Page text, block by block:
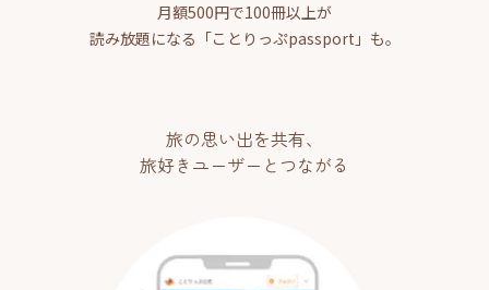
月額500円で100冊以上が
読み放題になる「ことりっぷpassport」も。
旅の思い出を共有、
旅好きユーザーとつながる